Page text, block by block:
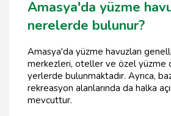
Amasya'da yüzme
nerelerde bulunur?
Amasya'da yüzme havuzları
merkezleri, oteller ve özel yüzme
yerlerde bulunmaktadır. Ayrıca,
rekreasyon alanlarında da halka
mevcuttur.